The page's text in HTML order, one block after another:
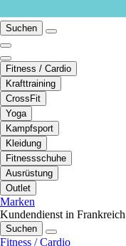
Suchen
Fitness / Cardio
Krafttraining
CrossFit
Yoga
Kampfsport
Kleidung
Fitnessschuhe
Ausrüstung
Outlet
Marken
Kundendienst in Frankreich
Suchen
Fitness / Cardio